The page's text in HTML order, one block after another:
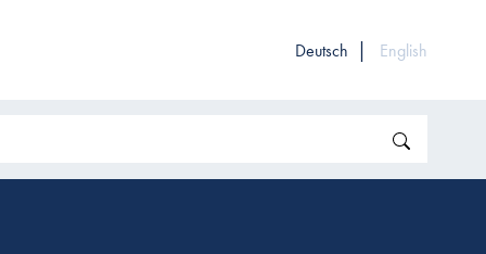
Deutsch English
Search